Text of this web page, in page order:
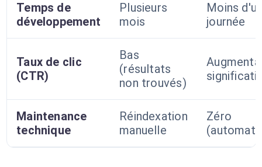
Temps de
développement
Plusieurs
mois
Moins
journée
Taux de clic
(CTR)
Bas
(résultats
non trouvés)
Maintenance
technique
Réindexation
manuelle
Zéro